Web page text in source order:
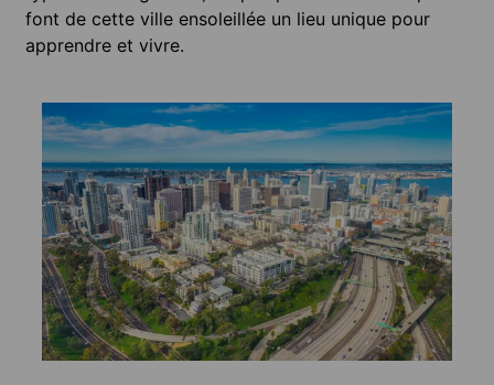
font de cette ville ensoleillée un lieu unique pour
apprendre et vivre.